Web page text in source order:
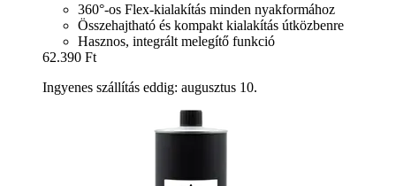
360°-os Flex-kialakítás minden nyakformához
Összehajtható és kompakt kialakítás útközbenre
Hasznos, integrált melegítő funkció
62.390 Ft
Ingyenes szállítás eddig: augusztus 10.